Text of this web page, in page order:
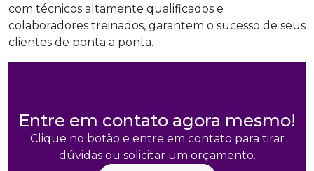
com técnicos altamente qualificados e
colaboradores treinados, garantem o sucesso de seus
clientes de ponta a ponta.
Entre em contato agora mesmo!
Clique no botão e entre em contato para tirar
dúvidas ou solicitar um orçamento.